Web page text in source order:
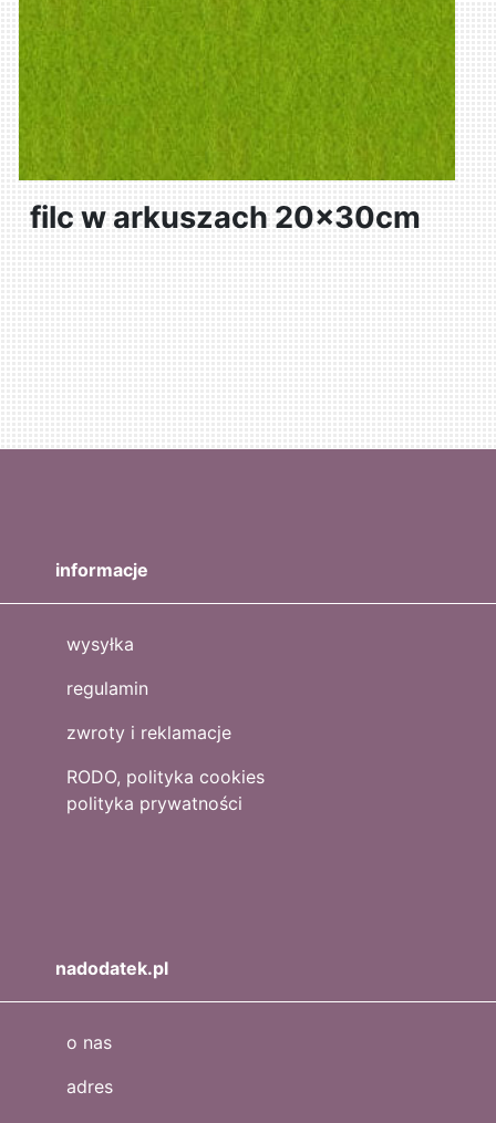
filc w arkuszach 20x30cm
informacje
wysyłka
regulamin
zwroty i reklamacje
RODO, polityka cookies
polityka prywatności
nadodatek.pl
o nas
adres